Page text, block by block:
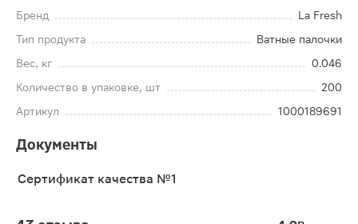
Бренд
La Fresh
Тип продукта
Ватные палочки
Вес, кг
0.046
Количество в упаковке, шт
200
Артикул
1000189691
Документы
Сертификат качества №1